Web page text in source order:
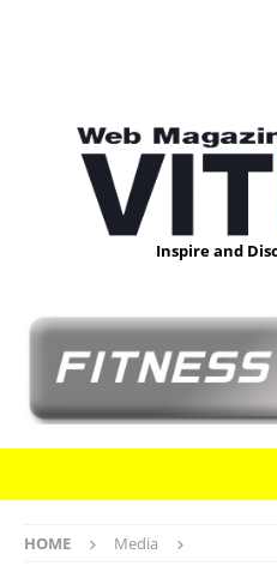
Inspire and
HOME Media